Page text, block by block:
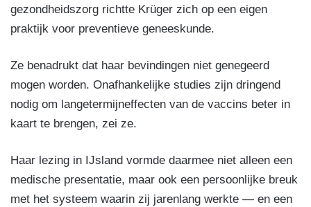
gezondheidszorg richtte Krüger zich op een eigen
praktijk voor preventieve geneeskunde.
Ze benadrukt dat haar bevindingen niet genegeerd
mogen worden. Onafhankelijke studies zijn dringend
nodig om langetermijneffecten van de vaccins beter in
kaart te brengen, zei ze.
Haar lezing in IJsland vormde daarmee niet alleen een
medische presentatie, maar ook een persoonlijke breuk
met het systeem waarin zij jarenlang werkte — en een